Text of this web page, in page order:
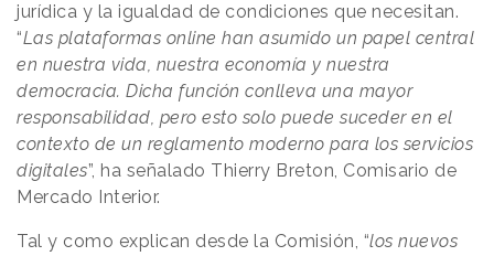
jurídica y la igualdad de condiciones que necesitan.
“Las plataformas online han asumido un papel central
en nuestra vida, nuestra economía y nuestra
democracia. Dicha función conlleva una mayor
responsabilidad, pero esto solo puede suceder en el
contexto de un reglamento moderno para los servicios
digitales”, ha señalado Thierry Breton, Comisario de
Mercado Interior.
Tal y como explican desde la Comisión, “los nuevos